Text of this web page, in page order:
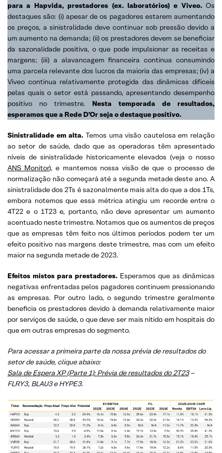
para a Hapvida, prestadores (ex. laboratórios) e Viveo. Os
destaques são: (i) apesar de os pagadores estarem aumentando
os preços, a sinistralidade deve continuar sob pressão devido a
um aumento na demanda; (ii) os prestadores devem se beneficiar
da sazonalidade positiva, o que pode impulsionar as receitas e
margens; (iii) a alavancagem financeira continua consumindo
uma parcela relevante dos lucros da maioria das empresas; (iv) a
Viveo continua relativamente protegida das dinâmicas difíceis
pelas quais o setor está passando, apresentando desempenho
positivo no trimestre. Nesta temporada de resultados,
esperamos que a Rede D’Or seja o destaque positivo.
Sinistralidade em alta. Temos uma visão cautelosa em relação
ao setor de saúde, dado que as operadoras têm apresentado
níveis de sinistralidade historicamente elevados (veja o nosso
ANS Monitor), e mantemos nossa visão de que o processo de
normalização não começará até a segunda metade deste ano. A
sinistralidade dos 2Ts é sazonalmente mais alta do que a dos 1Ts,
embora notemos que essa métrica atingiu um recorde entre o
4T22 e o 1T23 e, portanto, não deve apresentar um aumento
acentuado neste trimestre. Notamos que os aumentos de preços
que as empresas têm feito nos últimos períodos podem ter um
efeito positivo nas margens deste trimestre, mas com um efeito
maior na segunda metade de 2023.
Efeitos mistos para prestadores. Esperamos que as dinâmicas
negativas enfrentadas pelos pagadores continuem pressionando
as empresas. Por outro lado, o segundo trimestre geralmente
beneficia os prestadores devido à demanda relativamente maior
por serviços de saúde, o que deve ser mais nítido em hospitais do
que em outras empresas do segmento.
Para acessar a primeira parte da nossa prévia de resultados do
setor de saúde, clique abaixo:
Sala de Espera XP (Parte 1): Prévia de resultados do 2T23–
FLRY3, BLAU3 e HYPE3.